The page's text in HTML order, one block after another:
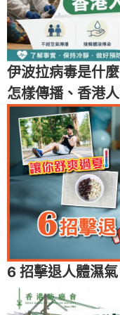
伊波拉病毒是什
怎樣傳播、香港
6 招擊退人體濕氣